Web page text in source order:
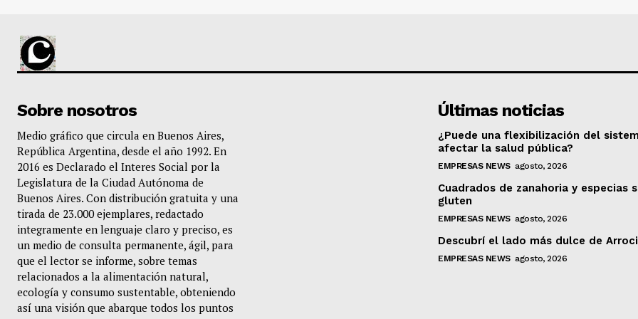
Sobre nosotros
Medio gráfico que circula en Buenos Aires,
República Argentina, desde el año 1992. En
2016 es Declarado el Interes Social por la
Legislatura de la Ciudad Autónoma de
Buenos Aires. Con distribución gratuita y una
tirada de 23.000 ejemplares, redactado
integramente en lenguaje claro y preciso, es
un medio de consulta permanente, ágil, para
que el lector se informe, sobre temas
relacionados a la alimentación natural,
ecología y consumo sustentable, obteniendo
así una visión que abarque todos los puntos
Últimas noticias
¿Puede una flexibilización del
afectar la salud pública?
EMPRESAS NEWS agosto, 2026
Cuadrados de zanahoria y especias
gluten
EMPRESAS NEWS agosto, 2026
Descubrí el lado más dulce de
EMPRESAS NEWS agosto, 2026